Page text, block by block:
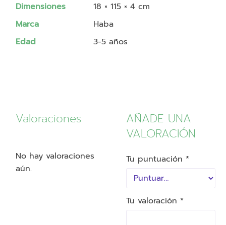
Dimensiones
18 × 115 × 4 cm
Marca
Haba
Edad
3-5 años
Valoraciones
No hay valoraciones
aún.
AÑADE UNA
VALORACIÓN
Tu puntuación *
Tu valoración *